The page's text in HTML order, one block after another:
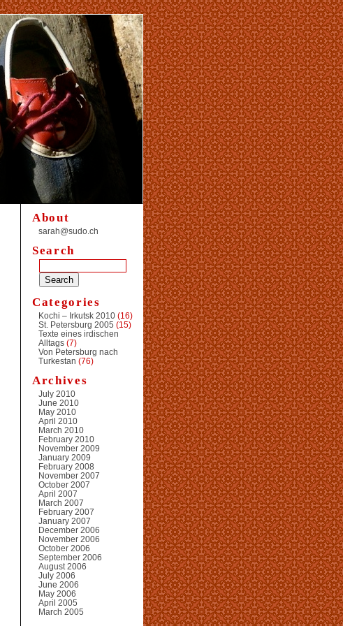
About
sarah@sudo.ch
Search
Categories
Kochi – Irkutsk 2010 (16)
St. Petersburg 2005 (15)
Texte eines irdischen
Alltags (7)
Von Petersburg nach
Turkestan (76)
Archives
July 2010
June 2010
May 2010
April 2010
March 2010
February 2010
November 2009
January 2009
February 2008
November 2007
October 2007
April 2007
March 2007
February 2007
January 2007
December 2006
November 2006
October 2006
September 2006
August 2006
July 2006
June 2006
May 2006
April 2005
March 2005